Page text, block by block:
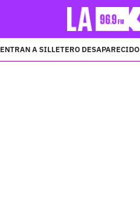
A SILLETERO DESAPARECIDO